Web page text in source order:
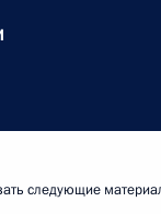
следующие